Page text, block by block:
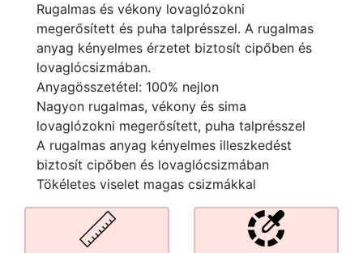
Rugalmas és vékony lovaglózokni
megerősített és puha talprésszel. A rugalmas
anyag kényelmes érzetet biztosít cipőben és
lovaglócsizmában.
Anyagösszetétel: 100% nejlon
Nagyon rugalmas, vékony és sima
lovaglózokni megerősített, puha talprésszel
A rugalmas anyag kényelmes illeszkedést
biztosít cipőben és lovaglócsizmában
Tökéletes viselet magas csizmákkal